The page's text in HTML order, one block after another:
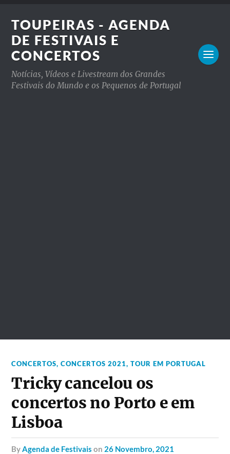
TOUPEIRAS - AGENDA
DE FESTIVAIS E
CONCERTOS
Notícias, Vídeos e Livestream dos Grandes
Festivais do Mundo e os Pequenos de Portugal
CONCERTOS,CONCERTOS 2021,TOUR EM PORTUGAL
Tricky cancelou os
concertos no Porto e em
Lisboa
byAgenda de Festivais on 26 Novembro, 2021